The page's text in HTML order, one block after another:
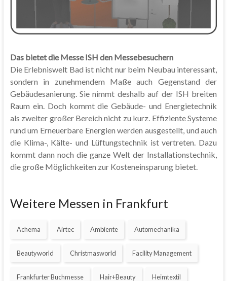
Das bietet die Messe ISH den Messebesuchern
Die Erlebniswelt Bad ist nicht nur beim Neubau interessant,
sondern in zunehmendem Maße auch Gegenstand der
Gebäudesanierung. Sie nimmt deshalb auf der ISH breiten
Raum ein. Doch kommt die Gebäude- und Energietechnik
als zweiter großer Bereich nicht zu kurz. Effiziente Systeme
rund um Erneuerbare Energien werden ausgestellt, und auch
die Klima-, Kälte- und Lüftungstechnik ist vertreten. Dazu
kommt dann noch die ganze Welt der Installationstechnik,
die große Möglichkeiten zur Kosteneinsparung bietet.
Weitere Messen in Frankfurt
Achema Airtec Ambiente Automechanika
Beautyworld Christmasworld Facility Management
Frankfurter Buchmesse Hair+Beauty Heimtextil